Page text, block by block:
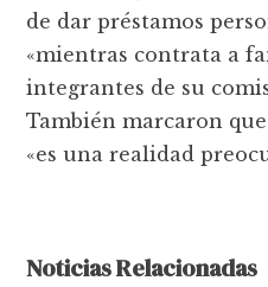
de dar préstamos
«mientras contrata a
integrantes de su
También marcaron
«es una realidad
Noticias Relacionadas